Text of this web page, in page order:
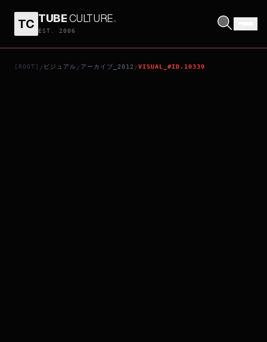
TC TUBECULTURE.
EST. 2006
[ROOT] / ビジュアル / アーカイブ_2012 /VISUAL_#ID.10339
熱愛島